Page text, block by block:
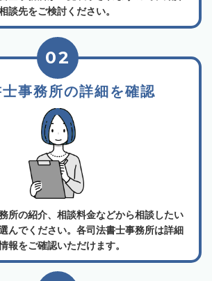
談先をご検討ください。
事務所の詳細を確認
02
所の紹介、相談料金などから相談したい
んでください。各司法書士事務所は詳細
報をご確認いただけます。